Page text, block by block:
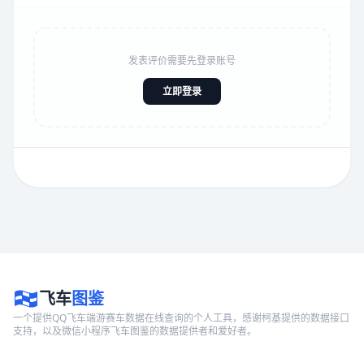
发表评价需要先登录账号
立即登录
飞车图鉴
一个提供QQ飞车端游赛车数据在线查询的个人工具，感谢柯基提供的数据接口
支持，以及微信小程序飞车图鉴的数据提供者和爱好者。